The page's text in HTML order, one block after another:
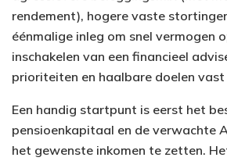
rendement), hogere vaste
éénmalige inleg om snel vermogen
inschakelen van een financieel
prioriteiten en haalbare doelen
Een handig startpunt is eerst het
pensioenkapitaal en de verwachte
het gewenste inkomen te zetten.